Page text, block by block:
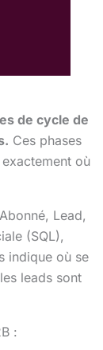
de cycle de
Ces phases
où
Lead,
(SQL),
indique où se
leads sont
: